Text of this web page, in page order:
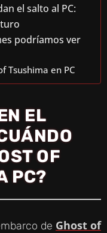
el salto al PC:
podríamos ver
Tsushima en PC
EL
OF
PC?
de Ghost of